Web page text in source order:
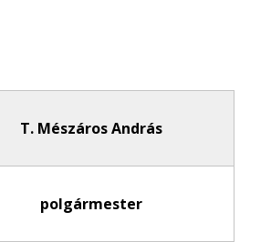
T. Mészáros András
polgármester